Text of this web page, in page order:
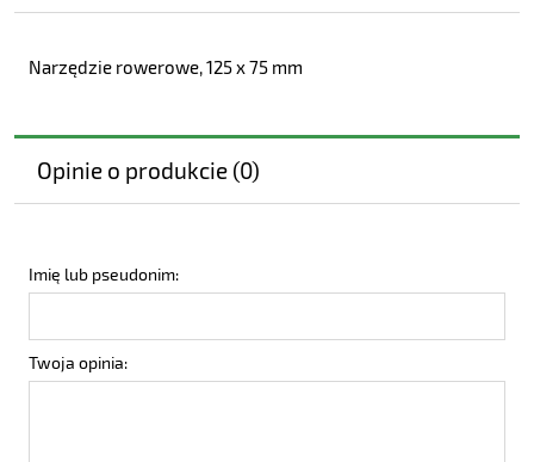
Narzędzie rowerowe, 125 x 75 mm
Opinie o produkcie (0)
Imię lub pseudonim:
Twoja opinia: